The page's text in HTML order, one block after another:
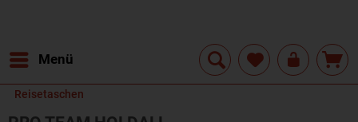
Menü
Reisetaschen